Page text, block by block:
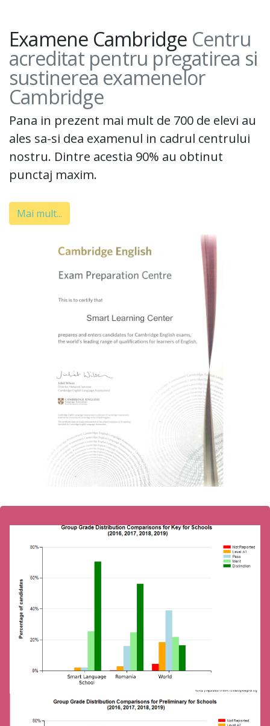
Examene Cambridge Centru
acreditat pentru pregatirea si
sustinerea examenelor
Cambridge
Pana in prezent mai mult de 700 de elevi au
ales sa-si dea examenul in cadrul centrului
nostru. Dintre acestia 90% au obtinut
punctaj maxim.
Mai mult...